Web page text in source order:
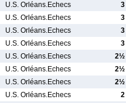
U.S. Orléans.Echecs 3
U.S. Orléans.Echecs 3
U.S. Orléans.Echecs 3
U.S. Orléans.Echecs 3
U.S. Orléans.Echecs 2½
U.S. Orléans.Echecs 2½
U.S. Orléans.Echecs 2½
U.S. Orléans.Echecs 2